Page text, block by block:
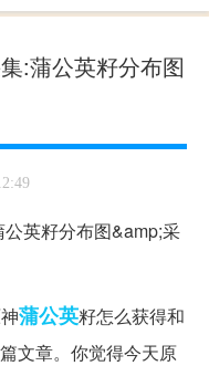
:蒲公英籽分布图
蒲公英籽怎么获得和
文章。你觉得今天原